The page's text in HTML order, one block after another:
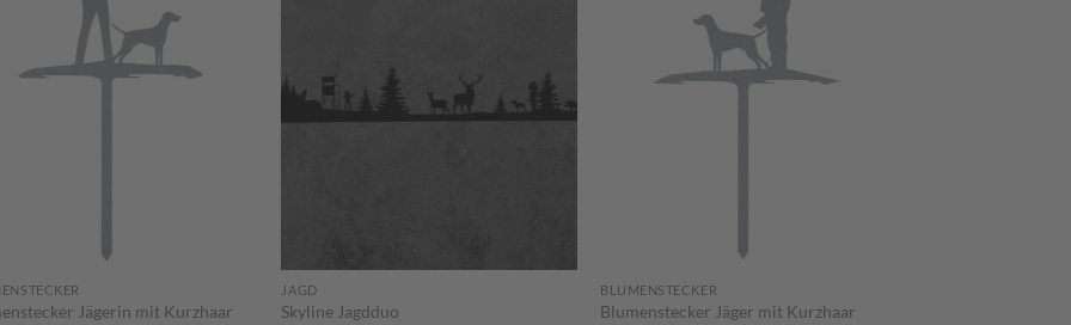
hinzufügen
Jägerin mit Kurzhaar
JAGD
Skyline Jagdduo
BLUMENSTECKER
Blumenstecker Jäger mit Kurzhaar